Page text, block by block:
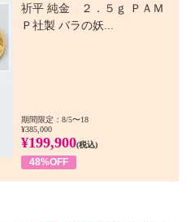
祈平 純金 ２．５ｇ ＰＡＭ
Ｐ社製 バラの妖...
期間限定：8/5〜18
¥385,000
¥199,900(税込)
48%OFF